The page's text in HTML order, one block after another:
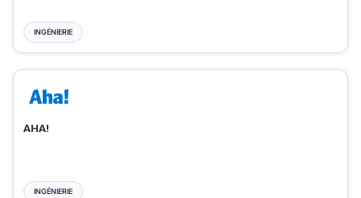
INGÉNIERIE
AHA!
INGÉNIERIE